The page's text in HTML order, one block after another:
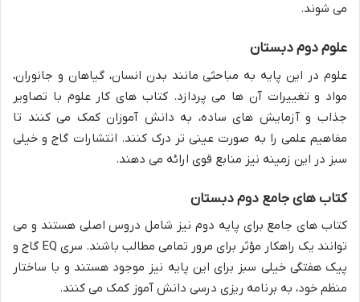
می شوند.
علوم دوم دبستان
علوم در این پایه به مباحثی مانند بدن انسان، گیاهان و جانوران،
مواد و تغییرات آن ها می پردازد. کتاب های کار علوم با تصاویر
جذاب و آزمایش های ساده، به دانش آموزان کمک می کنند تا
مفاهیم علمی را به صورت عینی تر درک کنند. انتشارات گاج و خیلی
سبز در این زمینه نیز منابع قوی ارائه می دهند.
کتاب های جامع دوم دبستان
کتاب های جامع برای پایه دوم نیز شامل دروس اصلی هستند و می
توانند یک راهکار مؤثر برای مرور تمامی مطالب باشند. سری EQ گاج و
پیک هفتگی خیلی سبز برای این پایه نیز موجود هستند و با ساختار
منظم خود، به برنامه ریزی درسی دانش آموز کمک می کنند.